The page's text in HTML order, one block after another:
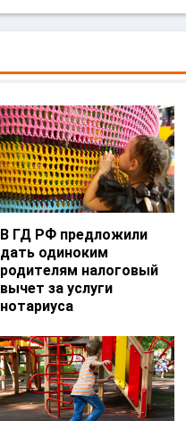
В ГД РФ предложили
дать одиноким
родителям налоговый
вычет за услуги
нотариуса